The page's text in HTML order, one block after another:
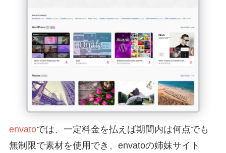
envatoでは、一定料金を払えば期間内は何点でも
無制限で素材を使用でき、envatoの姉妹サイト